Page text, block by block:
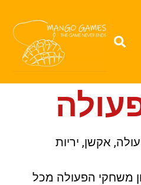
אקשן, יריות
משחקי הפעולה מכל